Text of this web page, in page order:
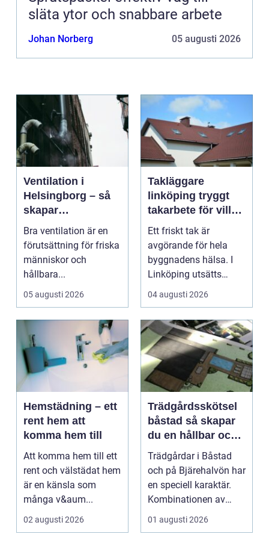
släta ytor och snabbare arbete
Johan Norberg 05 augusti 2026
Ventilation i
Helsingborg – så
skapar
fastighetsägare
friskare och mer
energieffektiva
byggnader
Bra ventilation är en
förutsättning för friska
människor och
hållbara...
05 augusti 2026
Takläggare
linköping tryggt
takarbete för villa,
brf och företag
Ett friskt tak är
avgörande för hela
byggnadens hälsa. I
Linköping utsätts
taken för stora
temperatu...
04 augusti 2026
Hemstädning – ett
rent hem att
komma hem till
Att komma hem till ett
rent och välstädat hem
är en känsla som
många v&aum...
02 augusti 2026
Trädgårdsskötsel
båstad så skapar
du en hållbar och
vacker trädgård på
bjäre
Trädgårdar i Båstad
och på Bjärehalvön har
en speciell karaktär.
Kombinationen av
närheten till have...
01 augusti 2026